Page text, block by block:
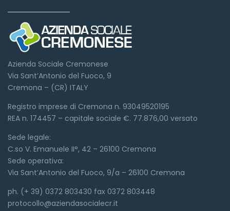
Azienda Sociale Cremonese
Via Sant’Antonio del Fuoco, 9
Cremona – (CR) ITALY
Registro imprese di Cremona n. 93049520195
REA n. 174457 – capitale sociale €. 77.876,00 versato
Sede legale:
C.so V. Emanuele II°, 42 – 26100 Cremona
Sede operativa:
Via Sant’Antonio del Fuoco, 9/a – 26100 Cremona
ph. (+ 39) 0372 803430 fax 0372 803448
protocollo@aziendasocialecr.it